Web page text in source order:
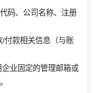
码、公司名称、注册
/付款相关信息（与账
业固定的管理邮箱或